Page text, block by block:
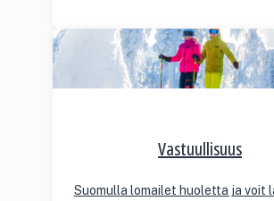
Vastuullisuus
Suomulla lomailet huoletta ja voit